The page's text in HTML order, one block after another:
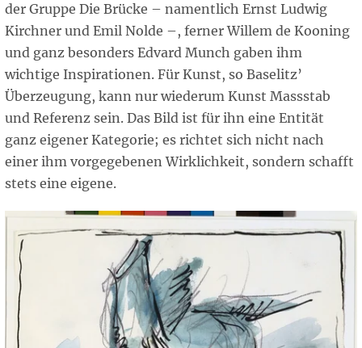
der Gruppe Die Brücke – namentlich Ernst Ludwig
Kirchner und Emil Nolde –, ferner Willem de Kooning
und ganz besonders Edvard Munch gaben ihm
wichtige Inspirationen. Für Kunst, so Baselitz’
Überzeugung, kann nur wiederum Kunst Massstab
und Referenz sein. Das Bild ist für ihn eine Entität
ganz eigener Kategorie; es richtet sich nicht nach
einer ihm vorgegebenen Wirklichkeit, sondern schafft
stets eine eigene.